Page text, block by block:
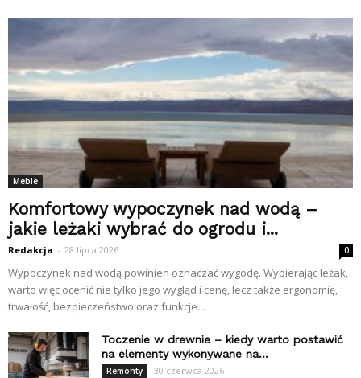
Meble
Komfortowy wypoczynek nad wodą –
jakie leżaki wybrać do ogrodu i...
Redakcja - 28 lipca 2026 0
Wypoczynek nad wodą powinien oznaczać wygodę. Wybierając leżak,
warto więc ocenić nie tylko jego wygląd i cenę, lecz także ergonomię,
trwałość, bezpieczeństwo oraz funkcje...
Toczenie w drewnie – kiedy warto postawić
na elementy wykonywane na...
Remonty 30 czerwca 2026